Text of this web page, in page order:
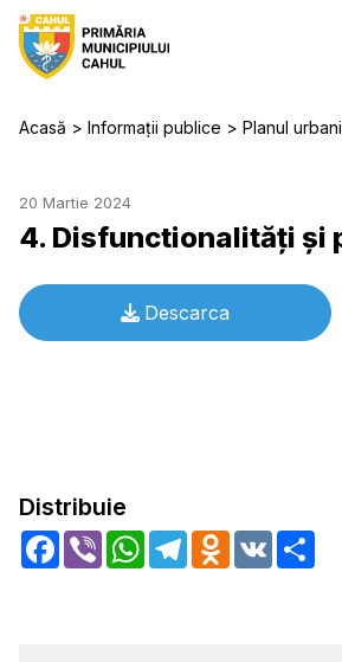
Acasă Informații publice Planul
20 Martie 2024
4. Disfunctionalităţi şi
Descarca
Distribuie
Facebook
Viber WhatsApp
TelegramOdnoklassniki
VK